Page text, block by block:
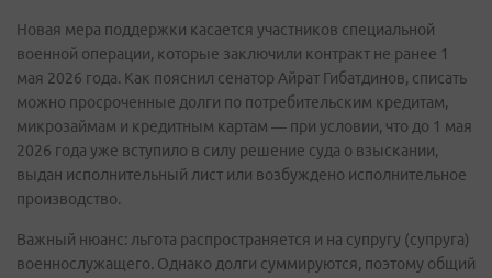
Новая мера поддержки касается участников специальной
военной операции, которые заключили контракт не ранее 1
мая 2026 года. Как пояснил сенатор Айрат Гибатдинов, списать
можно просроченные долги по потребительским кредитам,
микрозаймам и кредитным картам — при условии, что до 1 мая
2026 года уже вступило в силу решение суда о взыскании,
выдан исполнительный лист или возбуждено исполнительное
производство.
Важный нюанс: льгота распространяется и на супругу (супруга)
военнослужащего. Однако долги суммируются, поэтому общий